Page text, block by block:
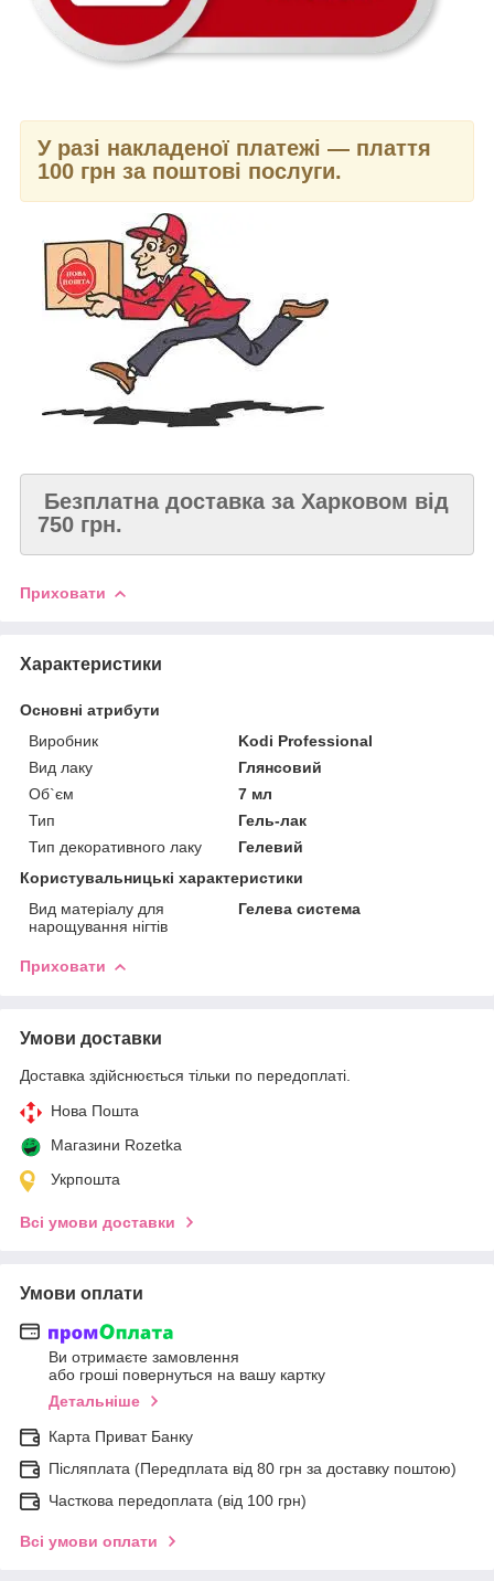
У разі накладеної платежі — плаття
100 грн за поштові послуги.
Безплатна доставка за Харковом від
750 грн.
Приховати
Характеристики
Основні атрибути
Виробник
Kodi Professional
Вид лаку
Глянсовий
Об`єм
7 мл
Тип
Гель-лак
Тип декоративного лаку
Гелевий
Користувальницькі характеристики
Вид матеріалу для
нарощування нігтів
Гелева система
Приховати
Умови доставки
Доставка здійснюється тільки по передоплаті.
Нова Пошта
Магазини Rozetka
Укрпошта
Всі умови доставки
Умови оплати
Ви отримаєте замовлення
або гроші повернуться на вашу картку
Детальніше
Карта Приват Банку
Післяплата (Передплата від 80 грн за доставку поштою)
Часткова передоплата (від 100 грн)
Всі умови оплати